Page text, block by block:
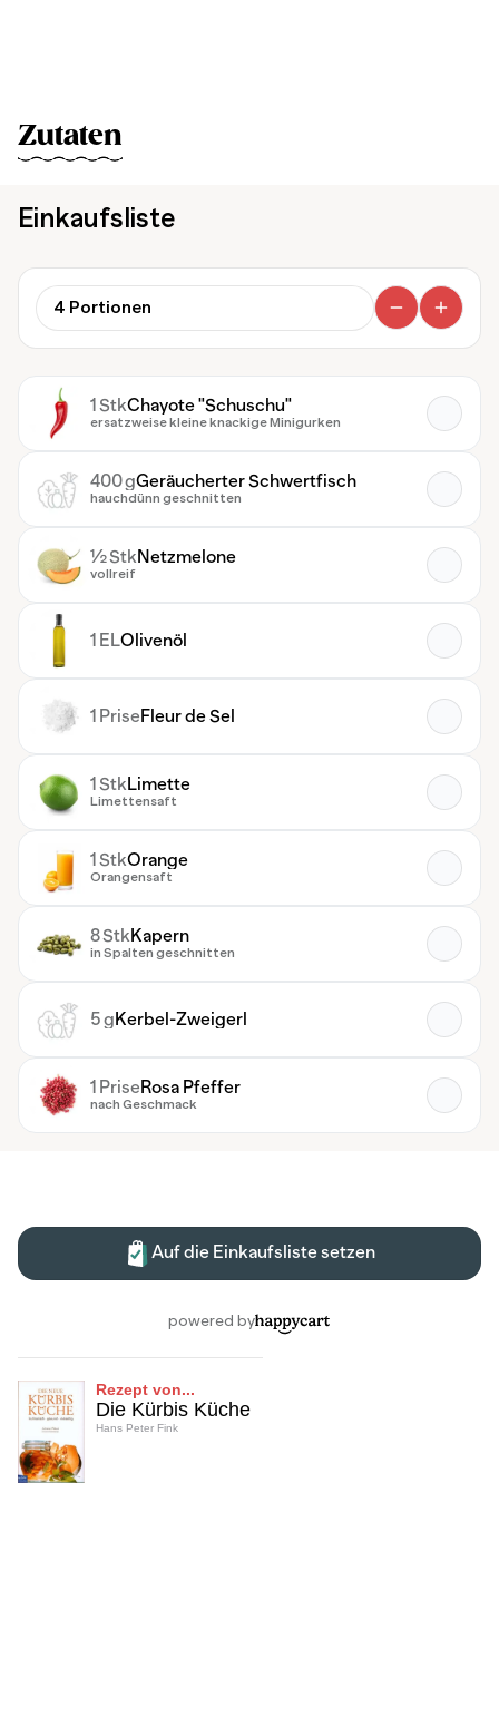
Zutaten
Rezept von...
Die Kürbis Küche
Hans Peter Fink